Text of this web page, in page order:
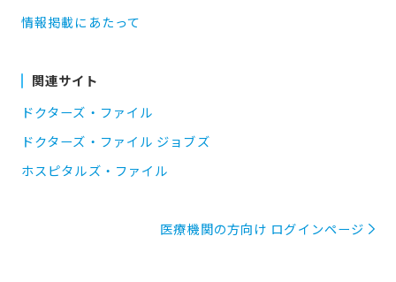
情報掲載にあたって
関連サイト
ドクターズ・ファイル
ドクターズ・ファイル ジョブズ
ホスピタルズ・ファイル
医療機関の方向け ログインページ